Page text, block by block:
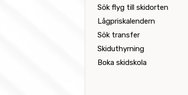
Sök flyg till skidorten
Lågpriskalendern
Sök transfer
Skiduthyrning
Boka skidskola